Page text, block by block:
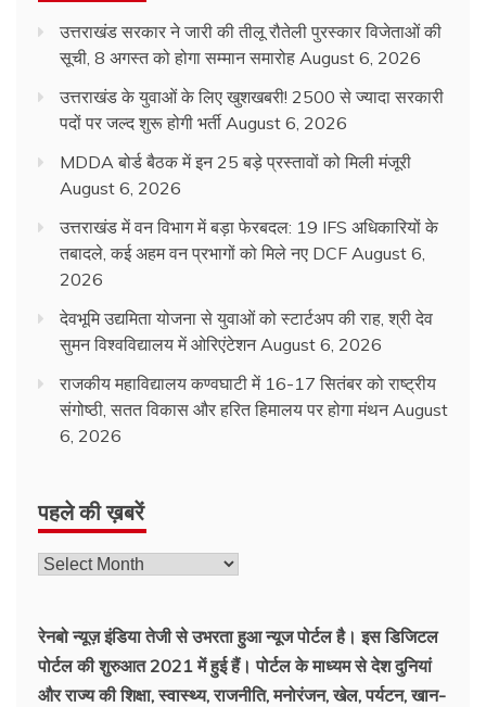
उत्तराखंड सरकार ने जारी की तीलू रौतेली पुरस्कार विजेताओं की
सूची, 8 अगस्त को होगा सम्मान समारोह August 6, 2026
उत्तराखंड के युवाओं के लिए खुशखबरी! 2500 से ज्यादा सरकारी
पदों पर जल्द शुरू होगी भर्ती August 6, 2026
MDDA बोर्ड बैठक में इन 25 बड़े प्रस्तावों को मिली मंजूरी
August 6, 2026
उत्तराखंड में वन विभाग में बड़ा फेरबदल: 19 IFS अधिकारियों के
तबादले, कई अहम वन प्रभागों को मिले नए DCF August 6,
2026
देवभूमि उद्यमिता योजना से युवाओं को स्टार्टअप की राह, श्री देव
सुमन विश्वविद्यालय में ओरिएंटेशन August 6, 2026
राजकीय महाविद्यालय कण्वघाटी में 16-17 सितंबर को राष्ट्रीय
संगोष्ठी, सतत विकास और हरित हिमालय पर होगा मंथन August
6, 2026
पहले की ख़बरें
रेनबो न्यूज़ इंडिया तेजी से उभरता हुआ न्‍यूज पोर्टल है। इस डिजिटल
पोर्टल की शुरुआत 2021 में हुई हैं। पोर्टल के माध्यम से देश दुनियां
और राज्य की शिक्षा, स्वास्थ्य, राजनीति, मनोरंजन, खेल, पर्यटन, खान-